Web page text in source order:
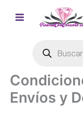
Envíos y